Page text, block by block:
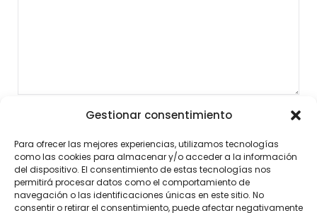
Gestionar consentimiento
Para ofrecer las mejores experiencias, utilizamos tecnologías
como las cookies para almacenar y/o acceder a la información
del dispositivo. El consentimiento de estas tecnologías nos
permitirá procesar datos como el comportamiento de
navegación o las identificaciones únicas en este sitio. No
consentir o retirar el consentimiento, puede afectar negativamente